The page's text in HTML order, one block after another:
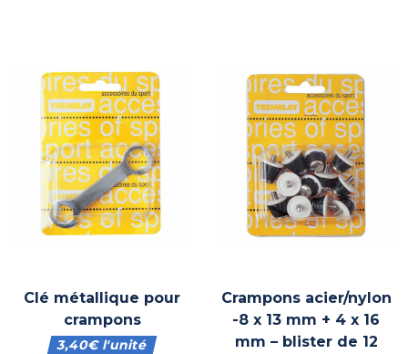
Clé métallique pour
crampons
3,40€l'unité
Crampons acier/nylon
-8 x 13 mm + 4 x 16
mm – blister de 12